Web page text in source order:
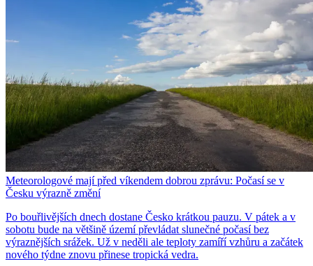
Meteorologové mají před víkendem dobrou zprávu: Počasí se v
Česku výrazně změní
Po bouřlivějších dnech dostane Česko krátkou pauzu. V pátek a v
sobotu bude na většině území převládat slunečné počasí bez
výraznějších srážek. Už v neděli ale teploty zamíří vzhůru a začátek
nového týdne znovu přinese tropická vedra.